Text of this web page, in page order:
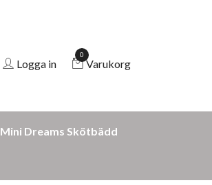
Logga in
0
Varukorg
Mini Dreams Skötbädd